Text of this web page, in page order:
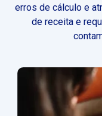
erros de cálculo e
de receita e